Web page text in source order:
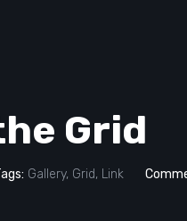
Grid
Gallery, Grid, Link